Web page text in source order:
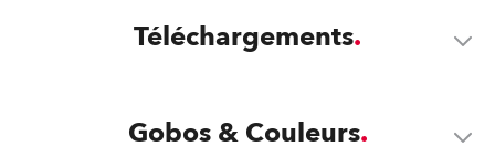
Téléchargements
Gobos & Couleurs